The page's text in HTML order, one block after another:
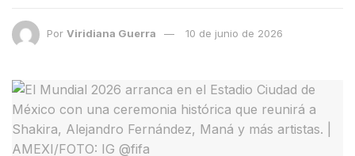
Por Viridiana Guerra 10 de junio de 2026